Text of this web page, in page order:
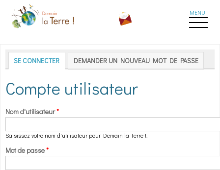
Aller au contenu principal
Onglets principaux
SE CONNECTER (ONGLET ACTIF)
DEMANDER UN NOUVEAU MOT DE PASSE
Compte utilisateur
Nom d'utilisateur*
Saisissez votre nom d'utilisateur pour Demain la Terre !.
Mot de passe*